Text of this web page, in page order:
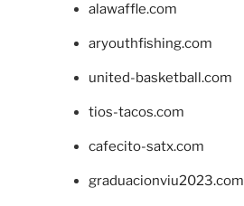
alawaffle.com
aryouthfishing.com
united-basketball.com
tios-tacos.com
cafecito-satx.com
graduacionviu2023.com